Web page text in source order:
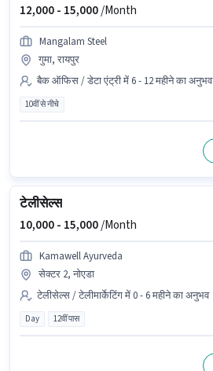
12,000 - 15,000/Month
Mangalam Steel
गुमा, रायपुर
बैक ऑफिस / डेटा एंट्री में 6 - 12 महीने का अनुभव
10वीं से नीचे
टेलीसेल्स
10,000 - 15,000/Month
Kamawell Ayurveda
सेक्टर 2, नोएडा
टेलीसेल्स / टेलीमार्केटिंग में 0 - 6 महीने का अनुभव
Day 12वीं पास